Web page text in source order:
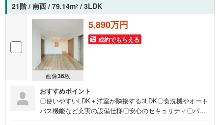
21階 / 南西 / 79.14m2 / 3LDK
画像36枚
5,890万円
成約でもらえる
おすすめポイント
〇使いやすいLDK＋洋室が隣接する3LDK〇食洗機やオート
バス機能など充実の設備仕様〇安心のセキュリティ〇パン